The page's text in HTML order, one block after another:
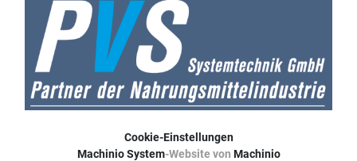
Cookie-Einstellungen
Machinio System-Website von Machinio